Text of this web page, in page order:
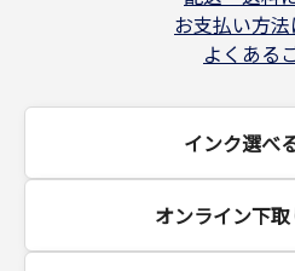
お支払い方
よくある
インク選べ
オンライン下